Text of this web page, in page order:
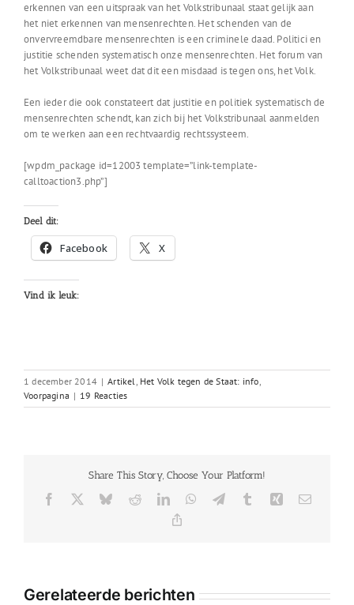
erkennen van een uitspraak van het Volkstribunaal staat gelijk aan
het niet erkennen van mensenrechten. Het schenden van de
onvervreemdbare mensenrechten is een criminele daad. Politici en
justitie schenden systematisch onze mensenrechten. Het forum van
het Volkstribunaal weet dat dit een misdaad is tegen ons, het Volk.
Een ieder die ook constateert dat justitie en politiek systematisch de
mensenrechten schendt, kan zich bij het Volkstribunaal aanmelden
om te werken aan een rechtvaardig rechtssysteem.
[wpdm_package id=12003 template=”link-template-
calltoaction3.php”]
Deel dit:
Facebook X
Vind ik leuk:
1 december 2014 | Artikel, Het Volk tegen de Staat: info,
Voorpagina | 19 Reacties
Share This Story, Choose Your Platform!
Facebook BlueskyRedditLinkedInWhatsApp
TelegramTumblr Xing E-
Gerelateerde berichten